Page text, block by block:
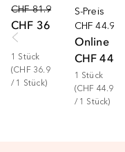
CHF 81.90
CHF 36.90
1 Stück
(CHF 36.90
/ 1 Stück)
S-Preis
CHF 44.90
Online
CHF 44.90
1 Stück
(CHF 44.90
/ 1 Stück)